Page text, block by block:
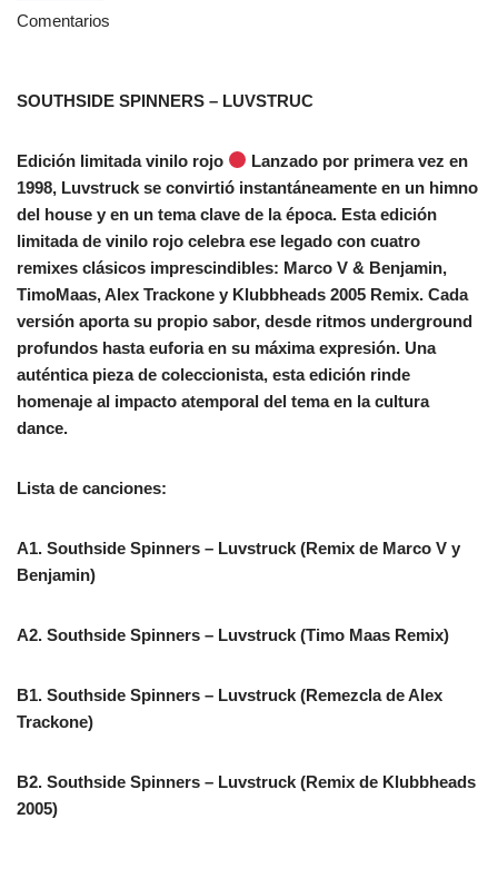
Comentarios
SOUTHSIDE SPINNERS – LUVSTRUC
Edición limitada vinilo rojo
Lanzado por primera vez en
1998, Luvstruck se convirtió instantáneamente en un himno
del house y en un tema clave de la época. Esta edición
limitada de vinilo rojo celebra ese legado con cuatro
remixes clásicos imprescindibles: Marco V & Benjamin,
TimoMaas, Alex Trackone y Klubbheads 2005 Remix. Cada
versión aporta su propio sabor, desde ritmos underground
profundos hasta euforia en su máxima expresión. Una
auténtica pieza de coleccionista, esta edición rinde
homenaje al impacto atemporal del tema en la cultura
dance.
Lista de canciones:
A1. Southside Spinners – Luvstruck (Remix de Marco V y
Benjamin)
A2. Southside Spinners – Luvstruck (Timo Maas Remix)
B1. Southside Spinners – Luvstruck (Remezcla de Alex
Trackone)
B2. Southside Spinners – Luvstruck (Remix de Klubbheads
2005)